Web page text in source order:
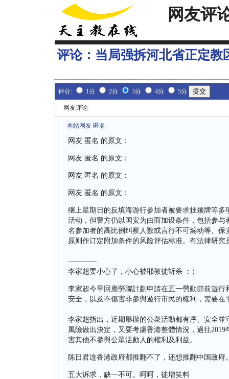
网友评
评论： 当局强拆河北省正定教
评分: 1分 2分 3分 4分 5分
网友评论
本站网友 匿名
网友 匿名 的原文：
网友 匿名 的原文：
网友 匿名 的原文：
网友 匿名 的原文：
继上星期日的反填海游行参加者被要求挂颈牌等
活动，但警方仍以国安为由而加设条件，包括参
名参加者的高比例纠察人数或言行不可煽动等。
原则作订定附加条件的风险评估标准。有法律研
————
李家超要小心了，小心被耶教徒斩杀 ：）
李家超今早回應勞聯計劃申請在五一勞動節前遊
安全，以及不傷害非參與遊行市民的權利，需要在
李家超指出，近期舉辦的公衆活動都有序、安全
風險做出決定，又要考慮香港整體情況，過往
害其他不參與公眾活動人的權利及利益。
陈日君连香港政府都推翻不了，还想推翻中国政府
五大诉求，缺一不可。呵呵，徒增笑料